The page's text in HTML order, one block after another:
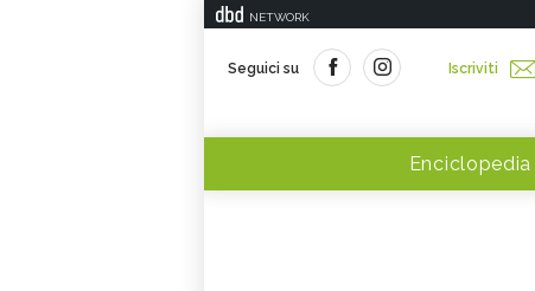
NETWORK
Seguici su Iscriviti